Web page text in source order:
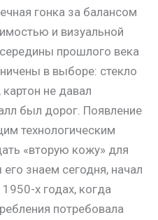
гонка за балансом
и визуальной
прошлого века
в выборе: стекло
не давал
был дорог. Появление
технологическим
«вторую кожу» для
знаем сегодня, начал
х годах, когда
потребовала